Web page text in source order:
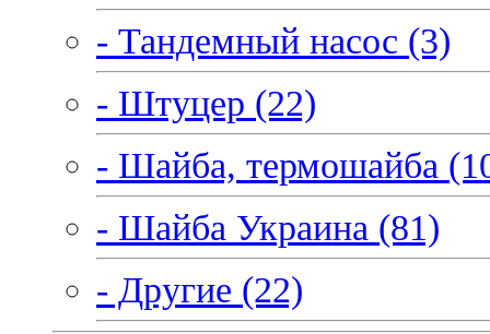
- Тандемный насос (3)
- Штуцер (22)
- Шайба, термошайба
- Шайба Украина (81)
- Другие (22)